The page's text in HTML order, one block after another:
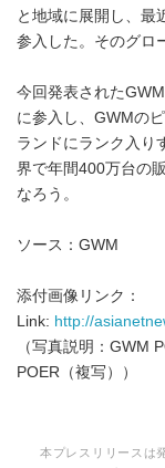
と地域に展開し、最
参入した。そのグロ
今回発表された
に参入し、GWMの
ランドにランク入り
界で年間400万台の
なろう。
ソース：GWM
添付画像リンク：
Link: http://
（写真説明：GWM
POER（複写））
本プレスリリースは